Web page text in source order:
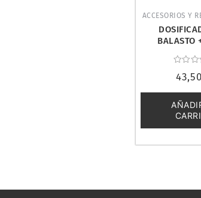
ACCESORIOS Y
BALASTO
con
de
5